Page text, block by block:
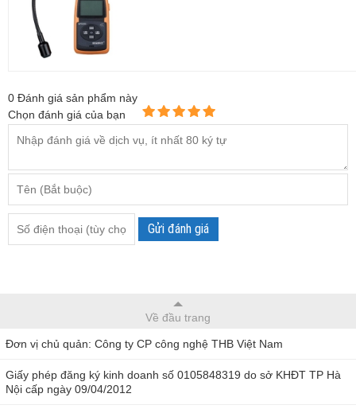
0 Đánh giá sản phẩm này
Chọn đánh giá của bạn
Gửi đánh giá
Về đầu trang
Đơn vị chủ quản: Công ty CP công nghệ THB Việt Nam
Giấy phép đăng ký kinh doanh số 0105848319 do sở KHĐT TP Hà
Nội cấp ngày 09/04/2012